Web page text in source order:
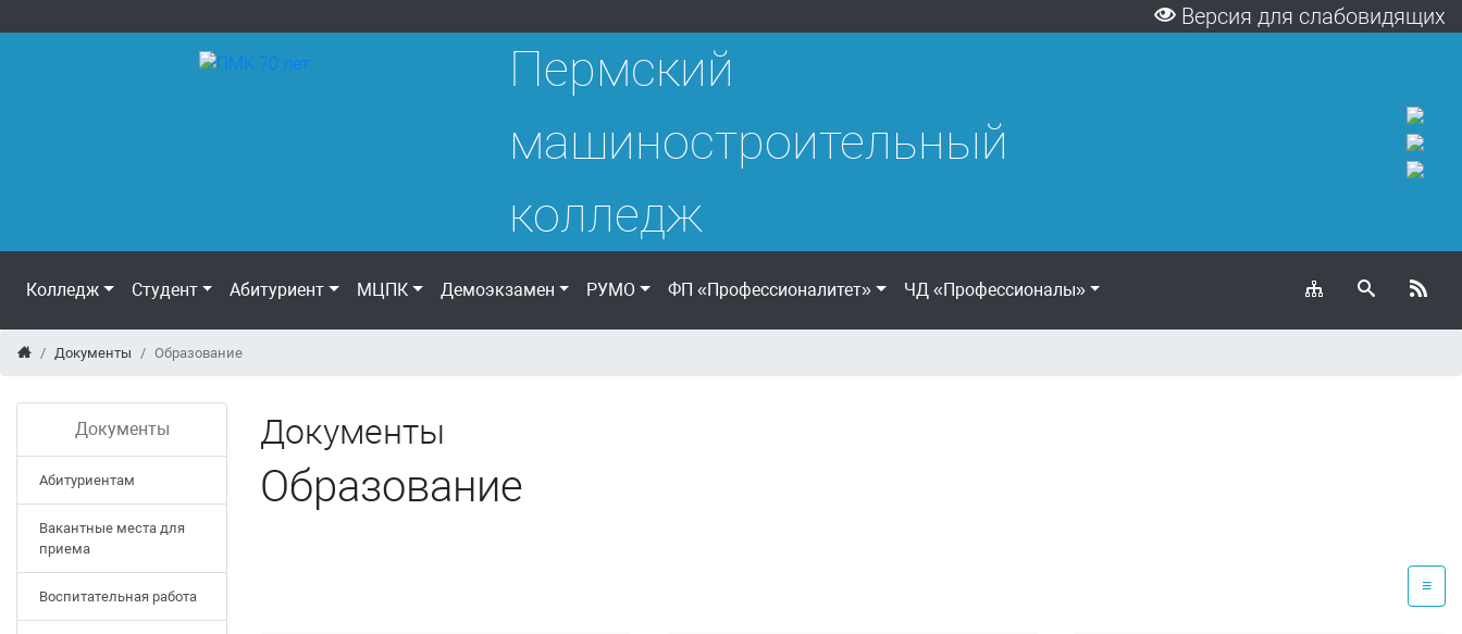
Версия для слабовидящих
Пермский
машиностроительный
колледж
Колледж Студент Абитуриент МЦПК Демоэкзамен РУМО ФП «Профессионалитет» ЧД «Профессионалы»
Документы Образование
Документы
Абитуриентам
Вакантные места для
приема
Воспитательная работа
Документы
Образование
≡